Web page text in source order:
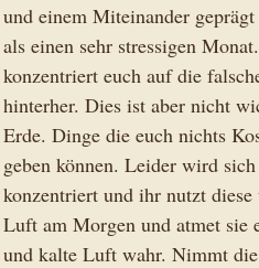
und einem Miteinander
als einen sehr stressigen
konzentriert euch auf die
hinterher. Dies ist aber nicht
Erde. Dinge die euch nichts
geben können. Leider wird
konzentriert und ihr nutzt
Luft am Morgen und atmet sie
und kalte Luft wahr. Nimmt